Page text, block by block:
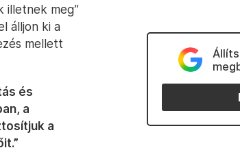
illetnek meg”
álljon ki a
mellett
és
a
a